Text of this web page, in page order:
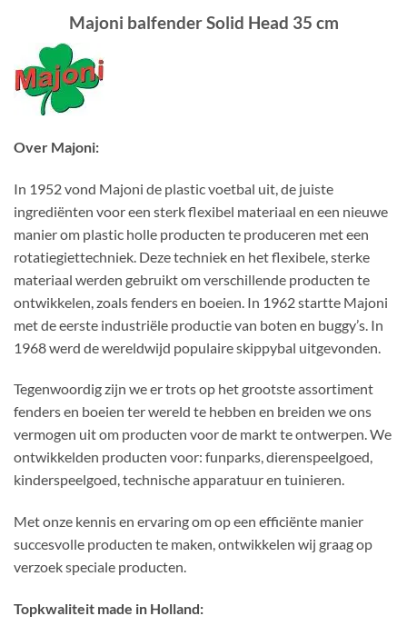
Majoni balfender Solid Head 35 cm
Over Majoni:
In 1952 vond Majoni de plastic voetbal uit, de juiste
ingrediënten voor een sterk flexibel materiaal en een nieuwe
manier om plastic holle producten te produceren met een
rotatiegiettechniek. Deze techniek en het flexibele, sterke
materiaal werden gebruikt om verschillende producten te
ontwikkelen, zoals fenders en boeien. In 1962 startte Majoni
met de eerste industriële productie van boten en buggy’s. In
1968 werd de wereldwijd populaire skippybal uitgevonden.
Tegenwoordig zijn we er trots op het grootste assortiment
fenders en boeien ter wereld te hebben en breiden we ons
vermogen uit om producten voor de markt te ontwerpen. We
ontwikkelden producten voor: funparks, dierenspeelgoed,
kinderspeelgoed, technische apparatuur en tuinieren.
Met onze kennis en ervaring om op een efficiënte manier
succesvolle producten te maken, ontwikkelen wij graag op
verzoek speciale producten.
Topkwaliteit made in Holland: